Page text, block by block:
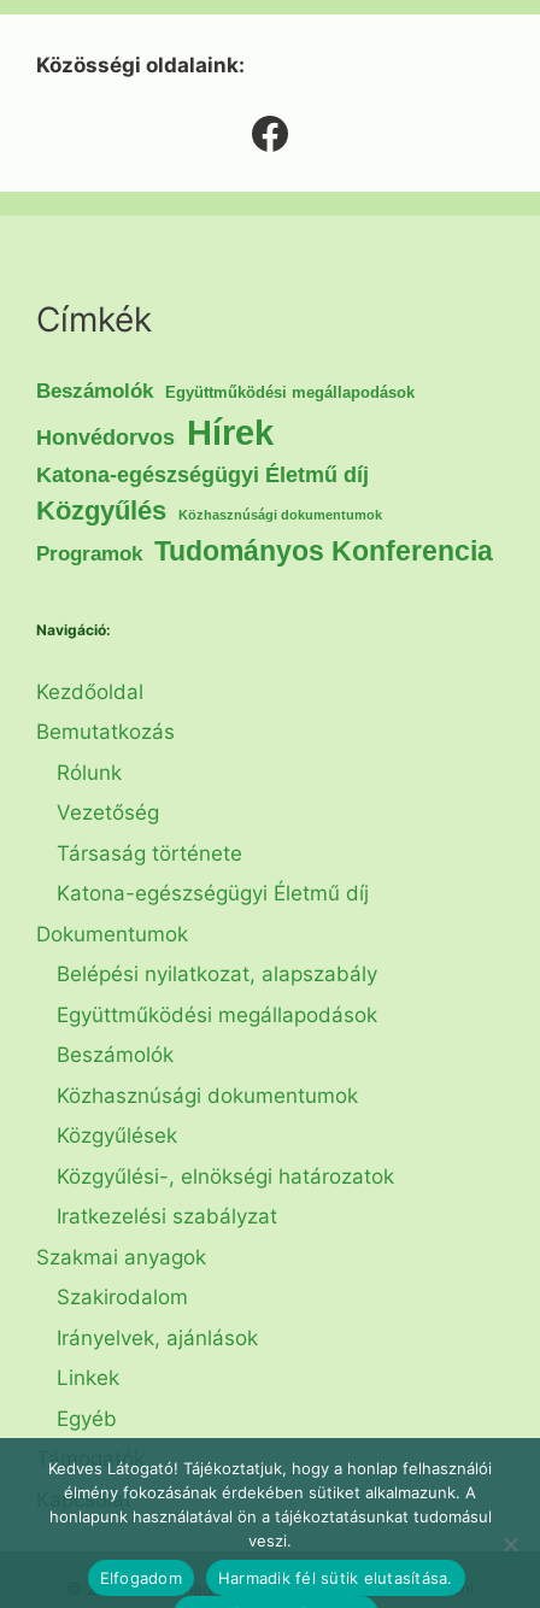
Közösségi oldalaink:
Facebook
Címkék
Beszámolók Együttműködési megállapodások
Honvédorvos Hírek
Katona-egészségügyi Életmű díj
Közgyűlés Közhasznúsági dokumentumok
Programok Tudományos Konferencia
Navigáció:
Kezdőoldal
Bemutatkozás
Rólunk
Vezetőség
Társaság története
Katona-egészségügyi Életmű díj
Dokumentumok
Belépési nyilatkozat, alapszabály
Együttműködési megállapodások
Beszámolók
Közhasznúsági dokumentumok
Közgyűlések
Közgyűlési-, elnökségi határozatok
Iratkezelési szabályzat
Szakmai anyagok
Szakirodalom
Irányelvek, ajánlások
Linkek
Egyéb
Támogatók
Kapcsolat
© 2021-2026 Magyar Katonai-Katasztrófaorvostani
Kedves Látogató! Tájékoztatjuk, hogy a honlap felhasználói
élmény fokozásának érdekében sütiket alkalmazunk. A
honlapunk használatával ön a tájékoztatásunkat tudomásul
veszi.
Elfogadom
Harmadik fél sütik elutasítása.